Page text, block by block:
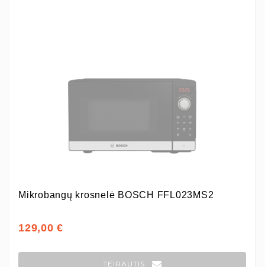
Mikrobangų krosnelė BOSCH FFL023MS2
129,00 €
TEIRAUTIS